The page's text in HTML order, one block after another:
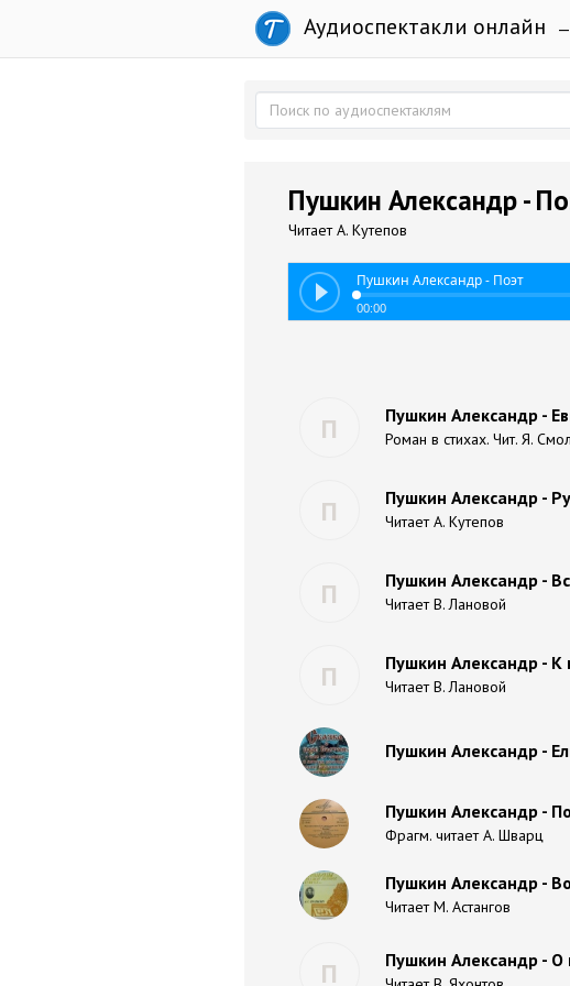
Аудиоспектакли онлайн
Пушкин Александр -
Читает А. Кутепов
Пушкин Александр - Поэт
00:00
П Пушкин Александр -
Роман в стихах. Чит. Я.
П Пушкин Александр -
Читает А. Кутепов
П Пушкин Александр -
Читает В. Лановой
П Пушкин Александр - К
Читает В. Лановой
Пушкин Александр -
Пушкин Александр -
Фрагм. читает А. Шварц
Пушкин Александр -
Читает М. Астангов
П Пушкин Александр -